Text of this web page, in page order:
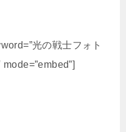
光の戦士フォト
mode=”embed”]